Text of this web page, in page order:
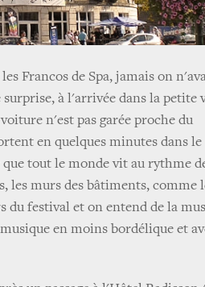
Francos de Spa, jamais on
surprise, à l'arrivée dans la petite
n'est pas garée proche du
en quelques minutes dans le
tout le monde vit au rythme
les murs des bâtiments, comme
du festival et on entend de la
en moins bordélique et